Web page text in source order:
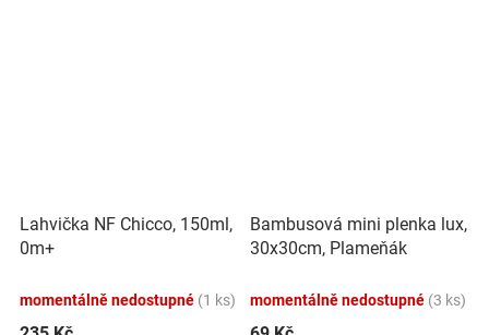
Lahvička NF Chicco, 150ml,
0m+
momentálně nedostupné (1 ks)
Bambusová mini plenka lux,
30x30cm, Plameňák
momentálně nedostupné (3 ks)